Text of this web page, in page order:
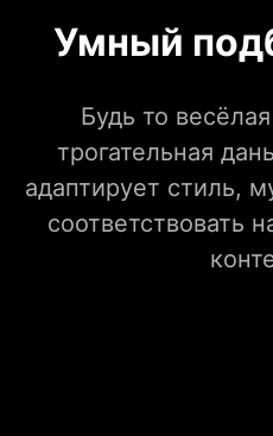
Умный
Будь то
трогательная
адаптирует стиль,
соответствовать